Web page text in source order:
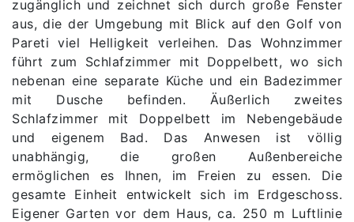
zugänglich und zeichnet sich durch große Fenster
aus, die der Umgebung mit Blick auf den Golf von
Pareti viel Helligkeit verleihen. Das Wohnzimmer
führt zum Schlafzimmer mit Doppelbett, wo sich
nebenan eine separate Küche und ein Badezimmer
mit Dusche befinden. Äußerlich zweites
Schlafzimmer mit Doppelbett im Nebengebäude
und eigenem Bad. Das Anwesen ist völlig
unabhängig, die großen Außenbereiche
ermöglichen es Ihnen, im Freien zu essen. Die
gesamte Einheit entwickelt sich im Erdgeschoss.
Eigener Garten vor dem Haus, ca. 250 m Luftlinie